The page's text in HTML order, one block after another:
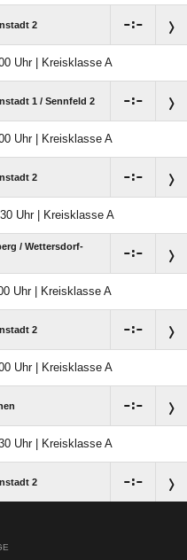
2 :
Uhr | Kreisklasse A
1 /​ Sennfeld 2 :
Uhr | Kreisklasse A
2 :
Uhr | Kreisklasse A
/​ Wettersdorf-
:
Uhr | Kreisklasse A
2 :
Uhr | Kreisklasse A
:
Uhr | Kreisklasse A
2 :